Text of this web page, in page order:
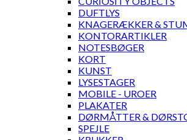
DUFTLYS
KNAGERÆKKER &
KONTORARTIKLER
NOTESBØGER
KORT
KUNST
LYSESTAGER
MOBILE - UROER
PLAKATER
DØRMÅTTER &
SPEJLE